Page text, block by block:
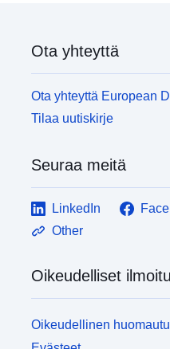
Ota yhteyttä
Ota yhteyttä European
Tilaa uutiskirje
Seuraa meitä
LinkedIn
Other
Oikeudelliset
Oikeudellinen